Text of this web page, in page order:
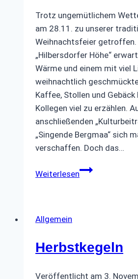
Trotz ungemütlichem
am 28.11. zu unserer
Weihnachtsfeier
„Hilbersdorfer Höhe“
Wärme und einem mit viel
weihnachtlich
Kaffee, Stollen und
Kollegen viel zu erzählen.
anschließenden
„Singende Bergmaa“ sich
verschaffen. Doch das…
WeiterlesenWeihnachtsfeier
Allgemein
Herbstkegeln
Veröffentlicht am 3.